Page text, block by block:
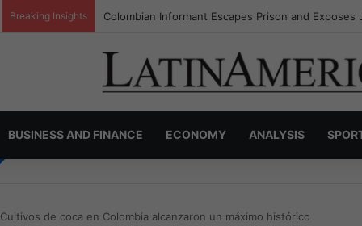
Breaking Insights Colombia’s Invisible Narcos: The Secret War Over
BUSINESS AND FINANCE ECONOMY ANALYSIS
Cultivos de coca en Colombia alcanzaron un máximo histórico